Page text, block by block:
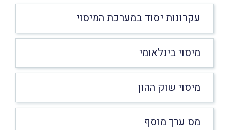
עקרונות יסוד במערכת המיסוי
מיסוי בינלאומי
מיסוי שוק ההון
מס ערך מוסף